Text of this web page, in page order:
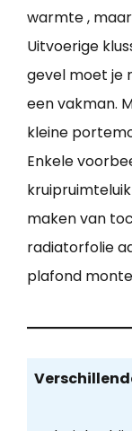
warmte ,
Uitvoerige
gevel moet je
een vakman.
kleine
Enkele
maken van
radiatorfolie
plafond